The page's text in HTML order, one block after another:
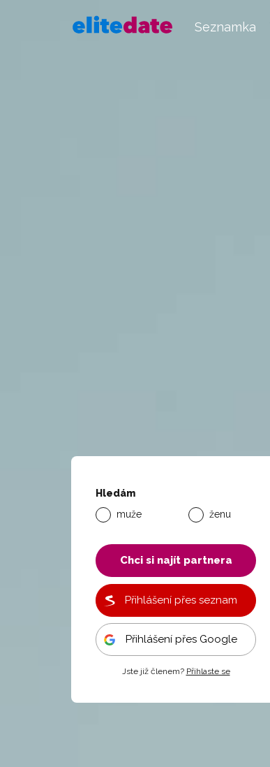
Seznamka
Hledám
muže
ženu
Chci si najít partnera
Přihlášení přes seznam
Přihlášení přes Google
Jste již členem? Přihlaste se